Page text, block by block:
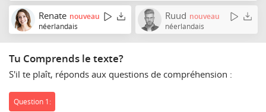
Renate nouveau
néerlandais
Ruud nouveau
néerlandais
Tu Comprends le texte?
S'il te plaît, réponds aux questions de compréhension :
Question 1: